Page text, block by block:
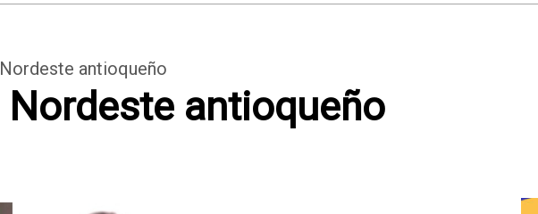
Nordeste antioqueño
Nordeste antioqueño